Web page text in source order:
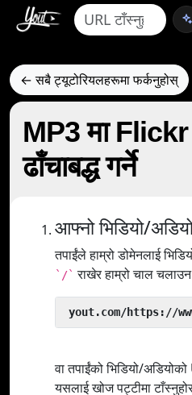
← सबै ट्यूटोरियलहरूमा फर्कनुहोस्
MP3 मा
ढाँचाबद्ध गर्ने
आफ्नो भिडियो/
तपाईंले हाम्रो डोमेनलाई
`/` राखेर हाम्रो चाल
yout.com/https://
वा तपाईंको भिडियो/
यसलाई खोज पट्टीमा